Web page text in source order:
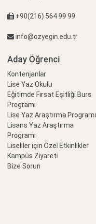
+90(216) 564 99 99
info@ozyegin.edu.tr
Aday Öğrenci
Kontenjanlar
Lise Yaz Okulu
Eğitimde Fırsat Eşitliği Burs
Programı
Lise Yaz Araştırma Programı
Lisans Yaz Araştırma
Programı
Liseliler için Özel Etkinlikler
Kampüs Ziyareti
Bize Sorun